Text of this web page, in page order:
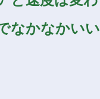
なかなかいい